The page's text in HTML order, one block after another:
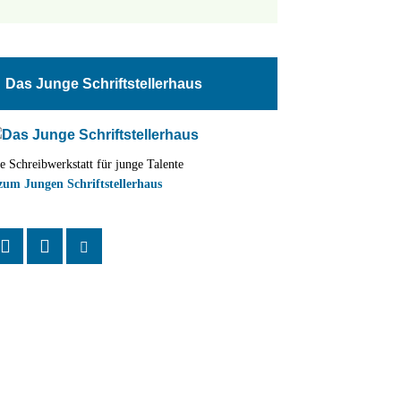
Das Junge Schriftstellerhaus
Schreibwerkstatt für junge Talente
Jungen Schriftstellerhaus